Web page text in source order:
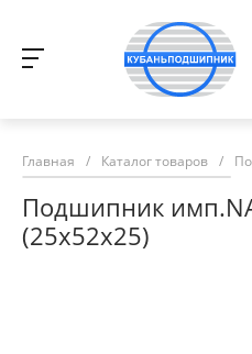
Главная / Каталог товаров /
Подшипник
(25х52х25)